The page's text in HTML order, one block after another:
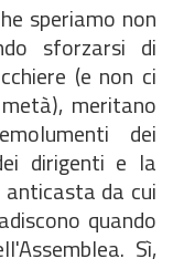
speriamo non
sforzarsi di
(e non ci
meritano
dei
dirigenti e la
da cui
quando
Sì,